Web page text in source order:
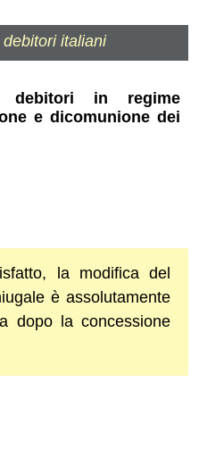
italiani
debitori in regime
e dicomunione dei
la modifica del
è assolutamente
dopo la concessione